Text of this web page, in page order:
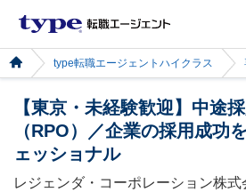
type転職エージェントハイクラス
【東京・未経験歓迎】中途
（RPO）／企業の採用成功
ェッショナル
レジェンダ・コーポレーション株式